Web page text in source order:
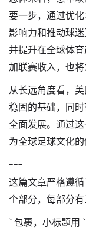
要一步，通过优
影响力和推动球
并提升在全球体
加联赛收入，也
从长远角度看，
稳固的基础，同
全面发展。通过
为全球足球文化
---
这篇文章严格遵
个部分，每部分
` 包裹，小标题用 `